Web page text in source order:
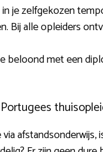
je zelfgekozen
Bij alle opleiders
met een
afstandsonderwijs,